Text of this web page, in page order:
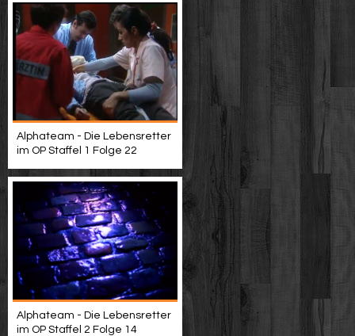
Alphateam - Die Lebensretter
im OP Staffel 1 Folge 22
Alphateam - Die Lebensretter
im OP Staffel 2 Folge 14